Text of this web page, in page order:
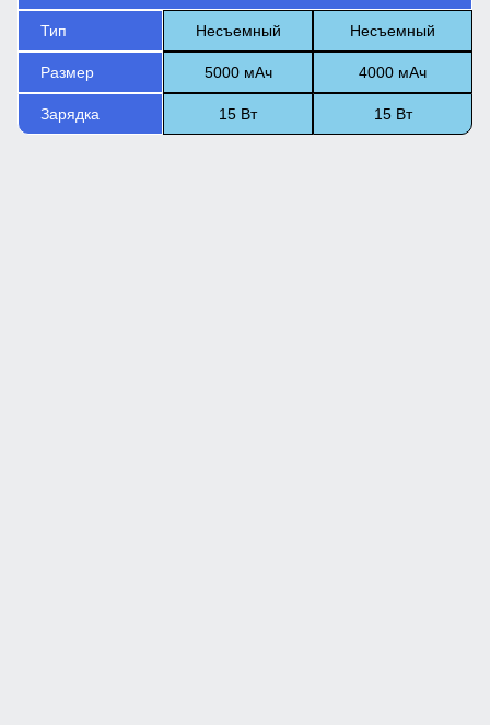
Тип Несъемный Несъемный
Размер 5000 мАч 4000 мАч
Зарядка 15 Вт 15 Вт